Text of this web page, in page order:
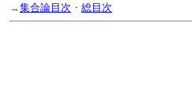
→集合論目次 ・ 総目次